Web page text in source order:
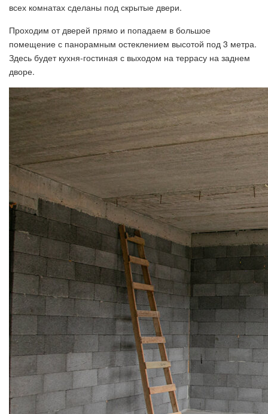
всех комнатах сделаны под скрытые двери.
Проходим от дверей прямо и попадаем в большое
помещение с панорамным остеклением высотой под 3 метра.
Здесь будет кухня-гостиная с выходом на террасу на заднем
дворе.